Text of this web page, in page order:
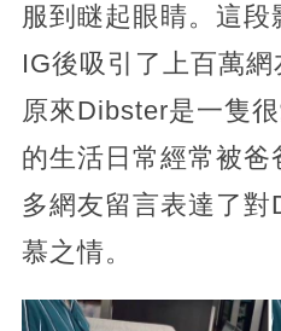
服到瞇起眼睛。這段
IG後吸引了上百萬網
原來Dibster是一隻
的生活日常經常被
多網友留言表達了
慕之情。